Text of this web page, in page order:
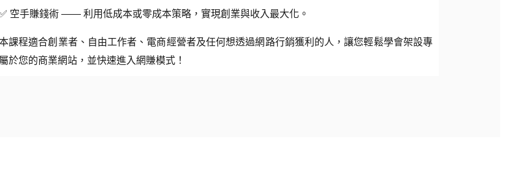
空手賺錢術 —— 利用低成本或零成本策略，實現創業與收入最大化。
課程適合創業者、自由工作者、電商經營者及任何想透過網路行銷獲利的人，讓您輕鬆學會架設專
屬於您的商業網站，並快速進入網賺模式！